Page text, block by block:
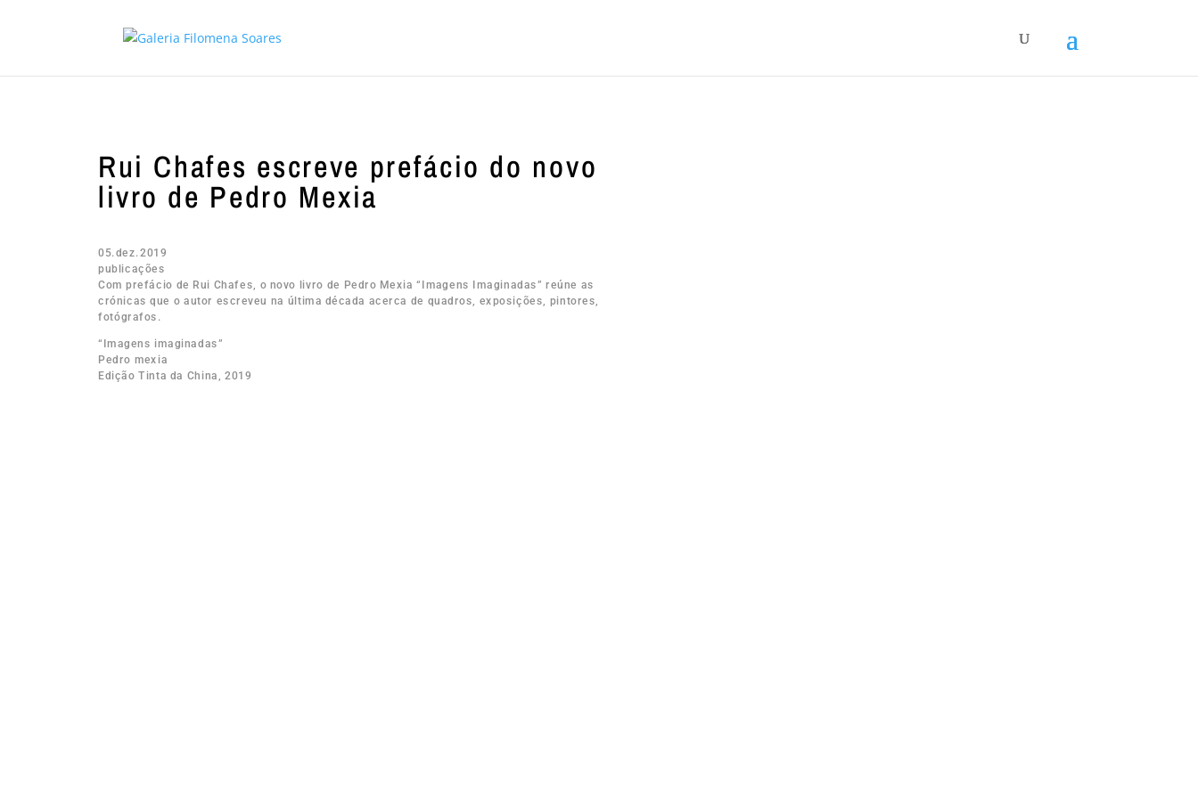
Rui Chafes escreve prefácio do novo
livro de Pedro Mexia
05.dez.2019
publicações
Com prefácio de Rui Chafes, o novo livro de Pedro Mexia “Imagens Imaginadas” reúne as
crónicas que o autor escreveu na última década acerca de quadros, exposições, pintores,
fotógrafos.
“Imagens imaginadas”
Pedro mexia
Edição Tinta da China, 2019